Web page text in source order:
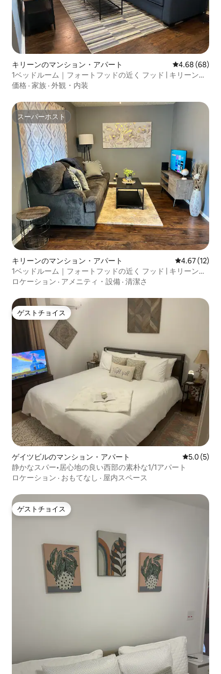
キリーンのマンション・アパート レビュー68件
4.68 (68)
1ベッドルーム｜フォートフッドの近く フッド | キリーンの
居心地の良い宿泊先
価格 · 家族 · 外観・内装
スーパーホスト
スーパーホスト
キリーンのマンション・アパート レビュー12
4.67 (12)
1ベッドルーム｜フォートフッドの近く フッド | キリーンの
魅力的な宿泊先
ロケーション · アメニティ・設備 · 清潔さ
ゲストチョイス
ゲストチョイス
ゲイツビルのマンション・アパート レビュー5
5.0 (5)
静かなスパー•居心地の良い西部の素朴な1/1アパート
ロケーション · おもてなし · 屋内スペース
ゲストチョイス
ゲストチョイス